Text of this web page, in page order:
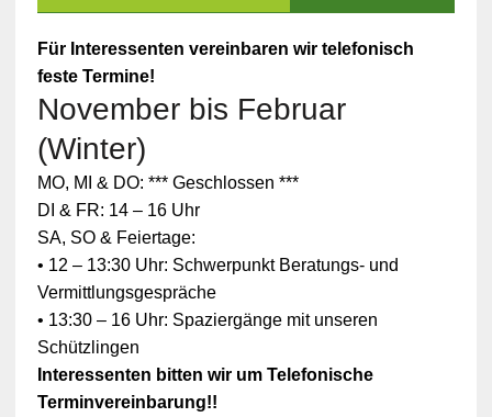
Für Interessenten vereinbaren wir telefonisch
feste Termine!
November bis Februar
(Winter)
MO, MI & DO: *** Geschlossen ***
DI & FR: 14 – 16 Uhr
SA, SO & Feiertage:
• 12 – 13:30 Uhr: Schwerpunkt Beratungs- und
Vermittlungsgespräche
• 13:30 – 16 Uhr: Spaziergänge mit unseren
Schützlingen
Interessenten bitten wir um Telefonische
Terminvereinbarung!!